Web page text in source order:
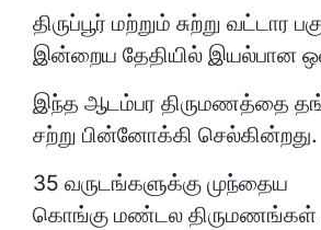
திருப்பூர் மற்றும் சுற்று வட்டார
இன்றைய தேதியில் இயல்பான
இந்த ஆடம்பர திருமணத்தை
சற்று பின்னோக்கி செல்கின்றது.
35 வருடங்களுக்கு முந்தைய
கொங்கு மண்டல திருமணங்கள்